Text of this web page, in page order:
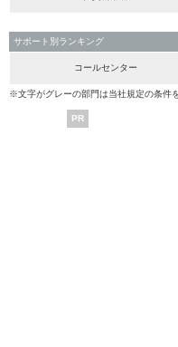
サポート別ランキング
コールセンター
※文字がグレーの部門は当社規定の条件
PR